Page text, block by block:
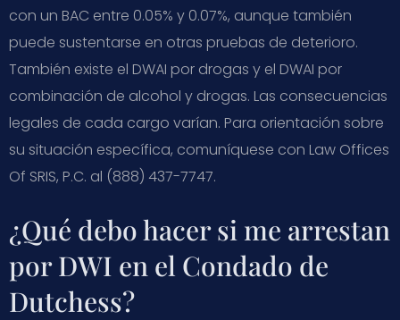
con un BAC entre 0.05% y 0.07%, aunque también
puede sustentarse en otras pruebas de deterioro.
También existe el DWAI por drogas y el DWAI por
combinación de alcohol y drogas. Las consecuencias
legales de cada cargo varían. Para orientación sobre
su situación específica, comuníquese con Law Offices
Of SRIS, P.C. al (888) 437-7747.
¿Qué debo hacer si me arrestan
por DWI en el Condado de
Dutchess?